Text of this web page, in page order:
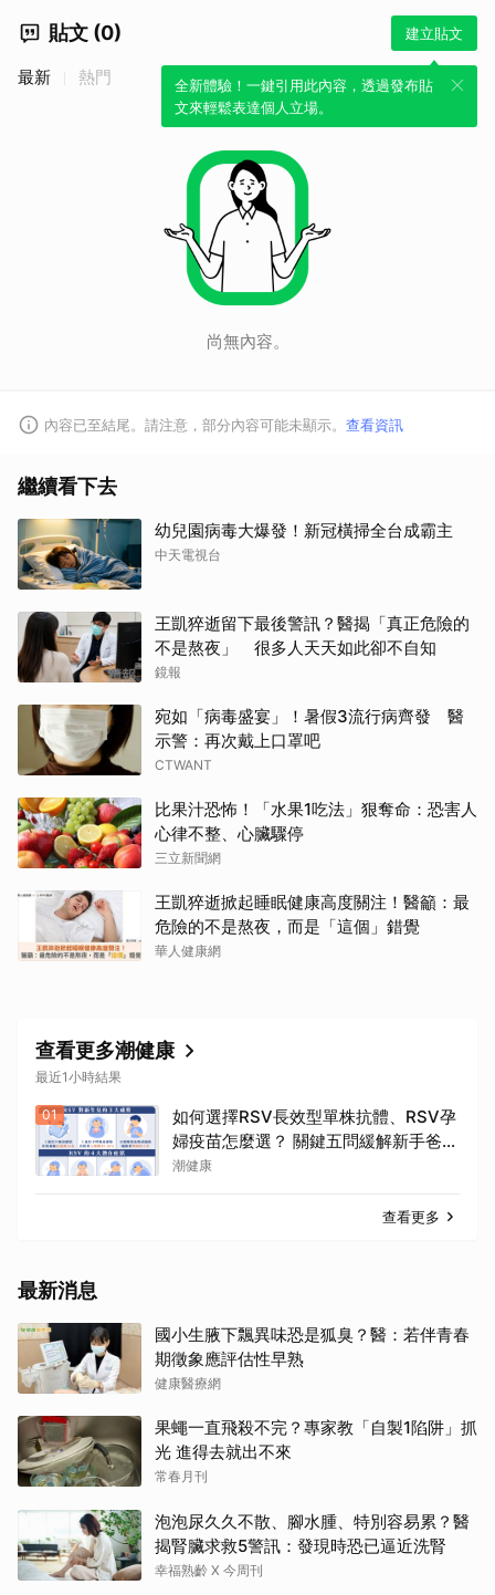
貼文 (0) 建立貼文
全新體驗！一鍵引用此內容，透過發布貼
文來輕鬆表達個人立場。
最新 熱門
尚無內容。
內容已至結尾。請注意，部分內容可能未顯示。 查看資訊
繼續看下去
幼兒園病毒大爆發！新冠橫掃全台成霸主
中天電視台
王凱猝逝留下最後警訊？醫揭「真正危險的
不是熬夜」 很多人天天如此卻不自知
鏡報
宛如「病毒盛宴」！暑假3流行病齊發 醫
示警：再次戴上口罩吧
CTWANT
比果汁恐怖！「水果1吃法」狠奪命：恐害人
心律不整、心臟驟停
三立新聞網
王凱猝逝掀起睡眠健康高度關注！醫籲：最
危險的不是熬夜，而是「這個」錯覺
華人健康網
查看更多潮健康
最近1小時結果
01
如何選擇RSV長效型單株抗體、RSV孕
婦疫苗怎麼選？ 關鍵五問緩解新手爸媽
焦慮
潮健康
查看更多
最新消息
國小生腋下飄異味恐是狐臭？醫：若伴青春
期徵象應評估性早熟
健康醫療網
果蠅一直飛殺不完？專家教「自製1陷阱」抓
光 進得去就出不來
常春月刊
泡泡尿久久不散、腳水腫、特別容易累？醫
揭腎臟求救5警訊：發現時恐已逼近洗腎
幸福熟齡 X 今周刊